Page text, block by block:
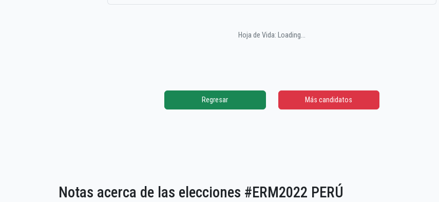
Hoja de Vida: Loading...
Regresar Más candidatos
Notas acerca de las elecciones #ERM2022 PERÚ